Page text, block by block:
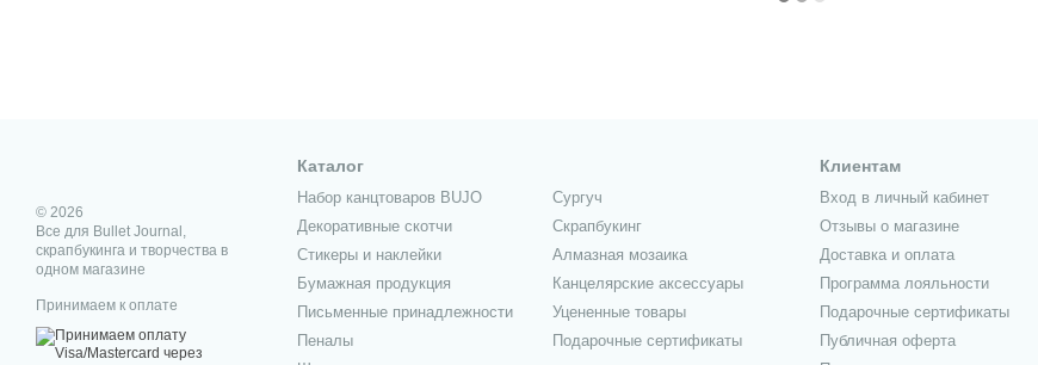
© 2026
Все для Bullet Journal,
скрапбукинга и творчества в
одном магазине
Принимаем к оплате
Каталог
Набор канцтоваров BUJO
Декоративные скотчи
Стикеры и наклейки
Бумажная продукция
Письменные принадлежности
Пеналы
Сургуч
Скрапбукинг
Алмазная мозаика
Канцелярские аксессуары
Уцененные товары
Подарочные сертификаты
Клиентам
Вход в личный кабинет
Отзывы о магазине
Доставка и оплата
Программа лояльности
Подарочные сертификаты
Публичная оферта